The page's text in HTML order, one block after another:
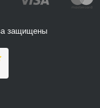
защищены